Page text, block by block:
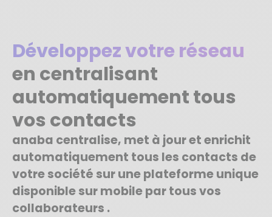
Développez votre réseau
en centralisant
automatiquement tous
vos contacts
anaba centralise, met à jour et enrichit
automatiquement tous les contacts de
votre société sur une plateforme unique
disponible sur mobile par tous vos
collaborateurs .